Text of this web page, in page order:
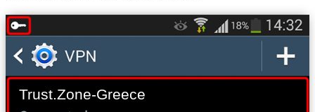
Trust.Zone-Greece